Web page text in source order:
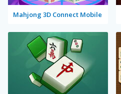
Mahjong 3D Connect Mobile